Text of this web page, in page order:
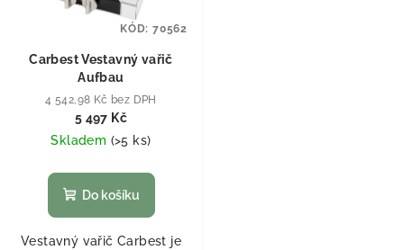
Carbest Vestavný vařič
Aufbau
4 542,98 Kč bez DPH
5 497 Kč
Skladem (>5 ks)
Do košíku
Vestavný vařič Carbest je
KÓD: 70562